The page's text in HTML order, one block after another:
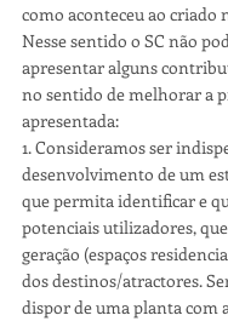
como aconteceu ao criado
Nesse sentido o SC não
apresentar alguns
no sentido de melhorar a
apresentada:
1. Consideramos ser
desenvolvimento de um
que permita identificar e
potenciais utilizadores,
geração (espaços
dos destinos/atractores.
dispor de uma planta com